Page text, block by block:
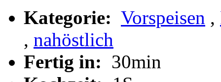
Kategorie: Vorspeisen ,
, nahöstlich
Fertig in: 30min